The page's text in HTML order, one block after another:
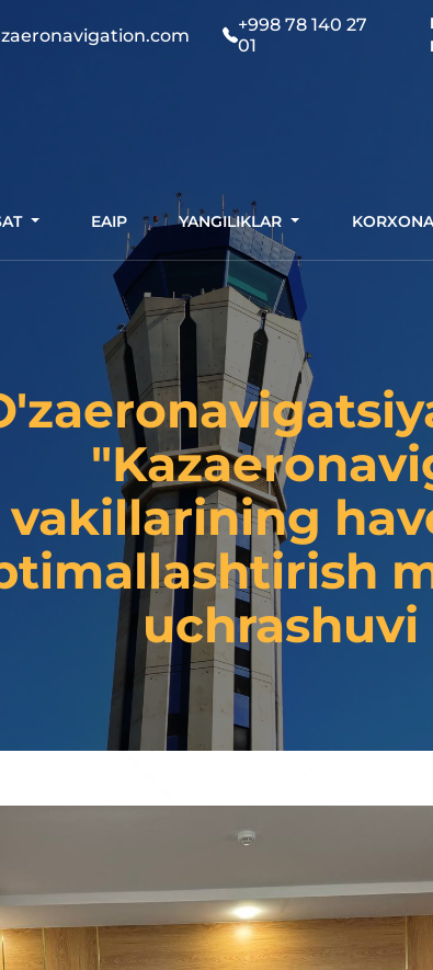
+998 78 140 27
01
EAIP YANGILIKLAR
vakillarining
uchrashuvi